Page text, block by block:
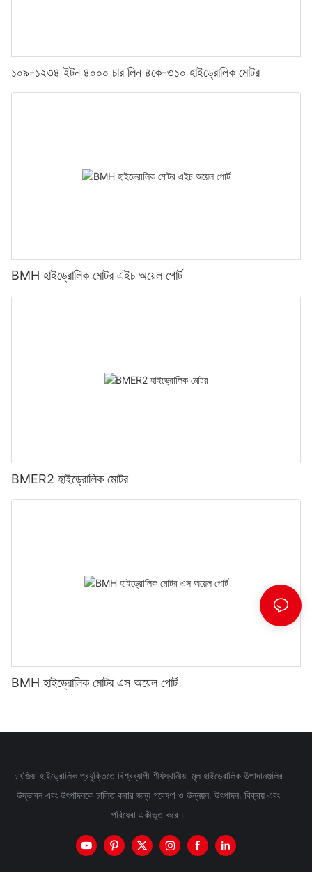
১০৯-১২৩৪ ইটন ৪০০০ চার লিন ৪কে-৩১০ হাইড্রোলিক মোটর
BMH হাইড্রোলিক মোটর এইচ অয়েল পোর্ট
BMER2 হাইড্রোলিক মোটর
BMH হাইড্রোলিক মোটর এস অয়েল পোর্ট
চাংজিয়া হাইড্রোলিক প্রযুক্তিতে বিশ্বব্যাপী শীর্ষস্থানীয়, মূল হাইড্রোলিক উপাদানগুলির
উদ্ভাবন এবং উৎপাদনকে চালিত করার জন্য গবেষণা ও উন্নয়ন, উৎপাদন, বিক্রয় এবং
পরিষেবা একীভূত করে।